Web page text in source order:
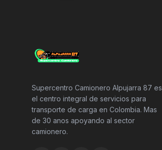
Supercentro Camionero Alpujarra 87 es
el centro integral de servicios para
transporte de carga en Colombia. Mas
de 30 anos apoyando al sector
camionero.